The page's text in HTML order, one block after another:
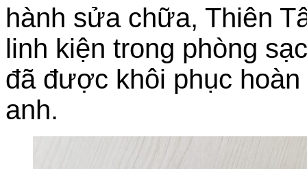
hành sửa chữa, Thiên
linh kiện trong phòng
đã được khôi phục
anh.